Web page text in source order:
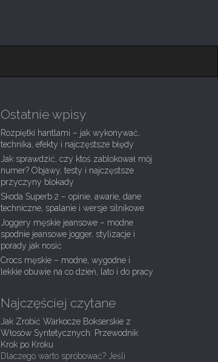
Ostatnie wpisy
Rozpiętki hantlami – jak wykonywać,
technika, efekty i najczęstsze błędy
Jak sprawdzić, czy ktoś zablokował mój
numer? Objawy, testy i najczęstsze
przyczyny blokady
Skoda Superb 2 – opinie, awarie, dane
techniczne, spalanie i wersje silnikowe
Joggery męskie jeansowe – modne
spodnie jeansowe jogger, stylizacje i
porady jak nosić
Crocs męskie – modne, wygodne i
lekkie obuwie na co dzień, lato i do pracy
Najczęściej czytane
Jak Zrobić Warkocze Bokserskie z
Włosów Syntetycznych: Przewodnik
Krok po Kroku
Dlaczego warto spróbować? Jeśli